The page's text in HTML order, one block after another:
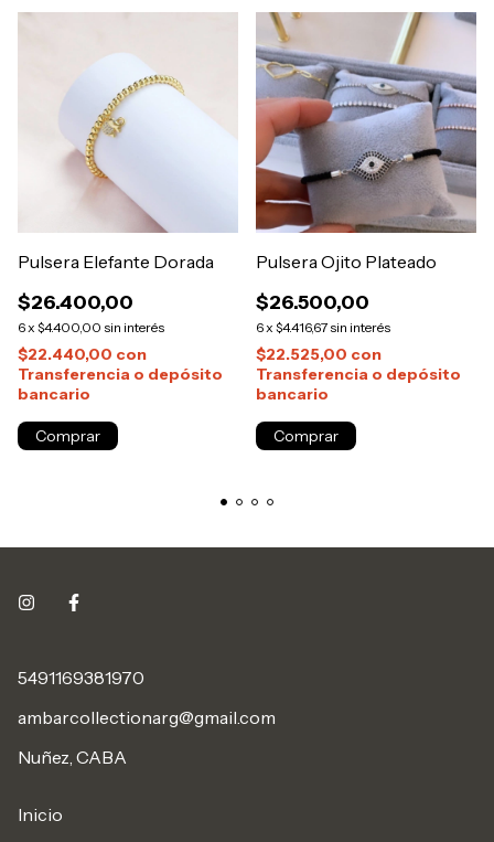
Pulsera Elefante Dorada
$26.400,00
6x $4.400,00 sin interés
$22.440,00 con
Transferencia o depósito
bancario
Pulsera Ojito Plateado
$26.500,00
6x $4.416,67sin interés
$22.525,00 con
Transferencia o depósito
bancario
5491169381970
ambarcollectionarg@gmail.com
Nuñez, CABA
Inicio